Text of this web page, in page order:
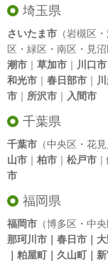
埼玉県
さいたま市 （岩槻区
区・緑区・南区・見沼
潮市 ｜ 草加市 ｜ 川口市
和光市 ｜ 春日部市 ｜
市 ｜ 所沢市 ｜ 入間市
千葉県
千葉市 （中央区・花
山市 ｜ 柏市 ｜ 松戸市 ｜
市
福岡県
福岡市 （博多区・中
那珂川市｜春日市｜
｜粕屋町｜久山町｜